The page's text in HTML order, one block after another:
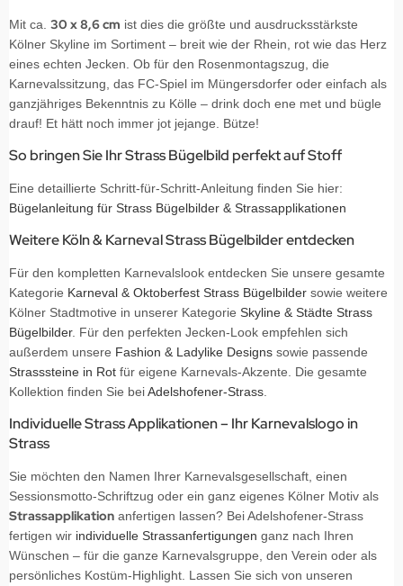
Mit ca. 30 x 8,6 cm ist dies die größte und ausdrucksstärkste
Kölner Skyline im Sortiment – breit wie der Rhein, rot wie das Herz
eines echten Jecken. Ob für den Rosenmontagszug, die
Karnevalssitzung, das FC-Spiel im Müngersdorfer oder einfach als
ganzjähriges Bekenntnis zu Kölle – drink doch ene met und bügle
drauf! Et hätt noch immer jot jejange. Bütze!
So bringen Sie Ihr Strass Bügelbild perfekt auf Stoff
Eine detaillierte Schritt-für-Schritt-Anleitung finden Sie hier:
Bügelanleitung für Strass Bügelbilder & Strassapplikationen
Weitere Köln & Karneval Strass Bügelbilder entdecken
Für den kompletten Karnevalslook entdecken Sie unsere gesamte
Kategorie Karneval & Oktoberfest Strass Bügelbilder sowie weitere
Kölner Stadtmotive in unserer Kategorie Skyline & Städte Strass
Bügelbilder. Für den perfekten Jecken-Look empfehlen sich
außerdem unsere Fashion & Ladylike Designs sowie passende
Strasssteine in Rot für eigene Karnevals-Akzente. Die gesamte
Kollektion finden Sie beiAdelshofener-Strass
Individuelle Strass Applikationen – Ihr Karnevalslogo in
Strass
Sie möchten den Namen Ihrer Karnevalsgesellschaft, einen
Sessionsmotto-Schriftzug oder ein ganz eigenes Kölner Motiv als
Strassapplikation anfertigen lassen? Bei Adelshofener-Strass
fertigen wir individuelle Strassanfertigungen ganz nach Ihren
Wünschen – für die ganze Karnevalsgruppe, den Verein oder als
persönliches Kostüm-Highlight. Lassen Sie sich von unseren